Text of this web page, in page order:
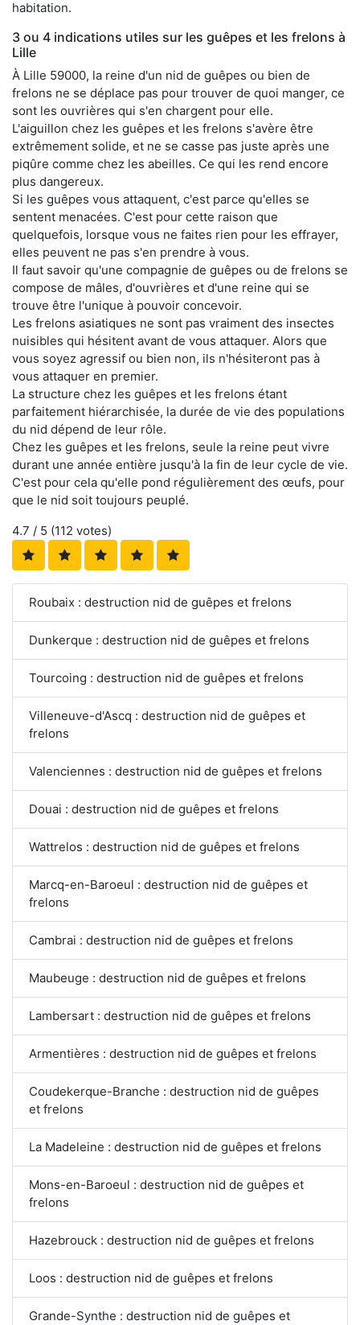
habitation.
3 ou 4 indications utiles sur les guêpes et les frelons à
Lille
À Lille 59000, la reine d'un nid de guêpes ou bien de
frelons ne se déplace pas pour trouver de quoi manger, ce
sont les ouvrières qui s'en chargent pour elle.
L'aiguillon chez les guêpes et les frelons s'avère être
extrêmement solide, et ne se casse pas juste après une
piqûre comme chez les abeilles. Ce qui les rend encore
plus dangereux.
Si les guêpes vous attaquent, c'est parce qu'elles se
sentent menacées. C'est pour cette raison que
quelquefois, lorsque vous ne faites rien pour les effrayer,
elles peuvent ne pas s'en prendre à vous.
Il faut savoir qu'une compagnie de guêpes ou de frelons se
compose de mâles, d'ouvrières et d'une reine qui se
trouve être l'unique à pouvoir concevoir.
Les frelons asiatiques ne sont pas vraiment des insectes
nuisibles qui hésitent avant de vous attaquer. Alors que
vous soyez agressif ou bien non, ils n'hésiteront pas à
vous attaquer en premier.
La structure chez les guêpes et les frelons étant
parfaitement hiérarchisée, la durée de vie des populations
du nid dépend de leur rôle.
Chez les guêpes et les frelons, seule la reine peut vivre
durant une année entière jusqu'à la fin de leur cycle de vie.
C'est pour cela qu'elle pond régulièrement des œufs, pour
que le nid soit toujours peuplé.
4.7 / 5 (112 votes)
Roubaix : destruction nid de guêpes et frelons
Dunkerque : destruction nid de guêpes et frelons
Tourcoing : destruction nid de guêpes et frelons
Villeneuve-d'Ascq : destruction nid de guêpes et
frelons
Valenciennes : destruction nid de guêpes et frelons
Douai : destruction nid de guêpes et frelons
Wattrelos : destruction nid de guêpes et frelons
Marcq-en-Baroeul : destruction nid de guêpes et
frelons
Cambrai : destruction nid de guêpes et frelons
Maubeuge : destruction nid de guêpes et frelons
Lambersart : destruction nid de guêpes et frelons
Armentières : destruction nid de guêpes et frelons
Coudekerque-Branche : destruction nid de guêpes
et frelons
La Madeleine : destruction nid de guêpes et frelons
Mons-en-Baroeul : destruction nid de guêpes et
frelons
Hazebrouck : destruction nid de guêpes et frelons
Loos : destruction nid de guêpes et frelons
Grande-Synthe : destruction nid de guêpes et